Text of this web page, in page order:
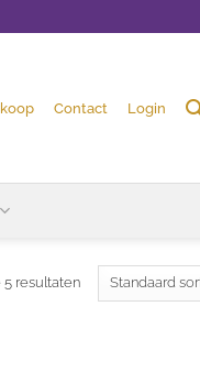
Contact Login
5 resultaten